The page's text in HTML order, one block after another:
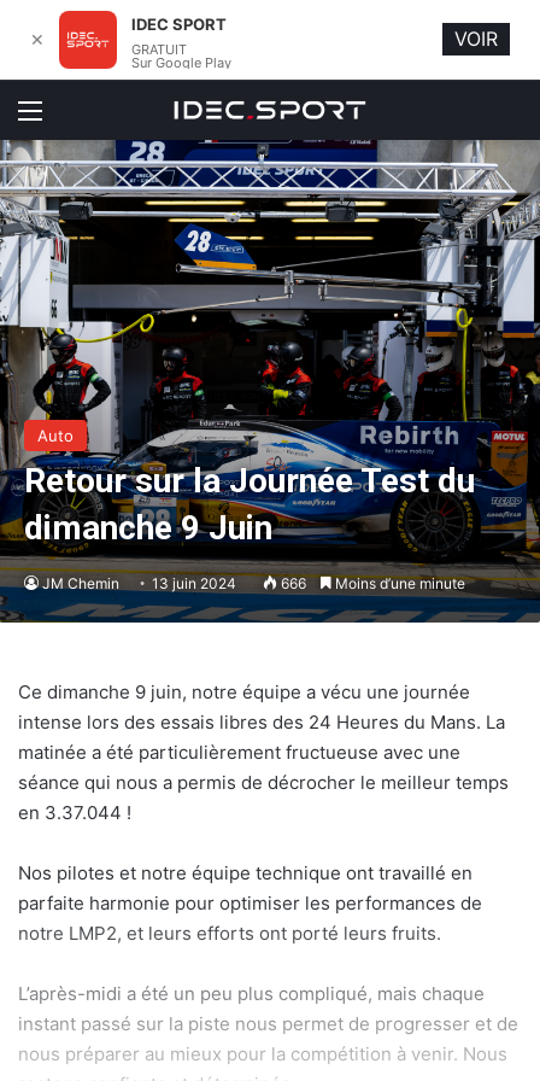
Menu
Auto
Retour sur la Journée Test du
dimanche 9 Juin
JM Chemin 13 juin 2024 666 Moins d’une minute
Ce dimanche 9 juin, notre équipe a vécu une journée
intense lors des essais libres des 24 Heures du Mans. La
matinée a été particulièrement fructueuse avec une
séance qui nous a permis de décrocher le meilleur temps
en 3.37.044 !
Nos pilotes et notre équipe technique ont travaillé en
parfaite harmonie pour optimiser les performances de
notre LMP2, et leurs efforts ont porté leurs fruits.
L’après-midi a été un peu plus compliqué, mais chaque
instant passé sur la piste nous permet de progresser et de
nous préparer au mieux pour la compétition à venir. Nous
✕
IDEC SPORT
GRATUIT
Sur Google Play
VOIR